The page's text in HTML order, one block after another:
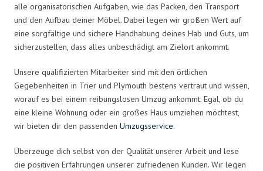
alle organisatorischen Aufgaben, wie das Packen, den Transport
und den Aufbau deiner Möbel. Dabei legen wir großen Wert auf
eine sorgfältige und sichere Handhabung deines Hab und Guts, um
sicherzustellen, dass alles unbeschädigt am Zielort ankommt.
Unsere qualifizierten Mitarbeiter sind mit den örtlichen
Gegebenheiten in Trier und Plymouth bestens vertraut und wissen,
worauf es bei einem reibungslosen Umzug ankommt. Egal, ob du
eine kleine Wohnung oder ein großes Haus umziehen möchtest,
wir bieten dir den passenden Umzugsservice.
Überzeuge dich selbst von der Qualität unserer Arbeit und lese
die positiven Erfahrungen unserer zufriedenen Kunden. Wir legen